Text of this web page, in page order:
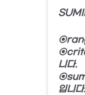
니다.
입니